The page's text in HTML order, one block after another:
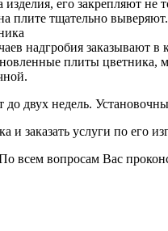
изделия, его закрепляют
плите тщательно выверяют.
надгробия заказывают
плиты цветника,
до двух недель.
и заказать услуги по его
всем вопросам Вас